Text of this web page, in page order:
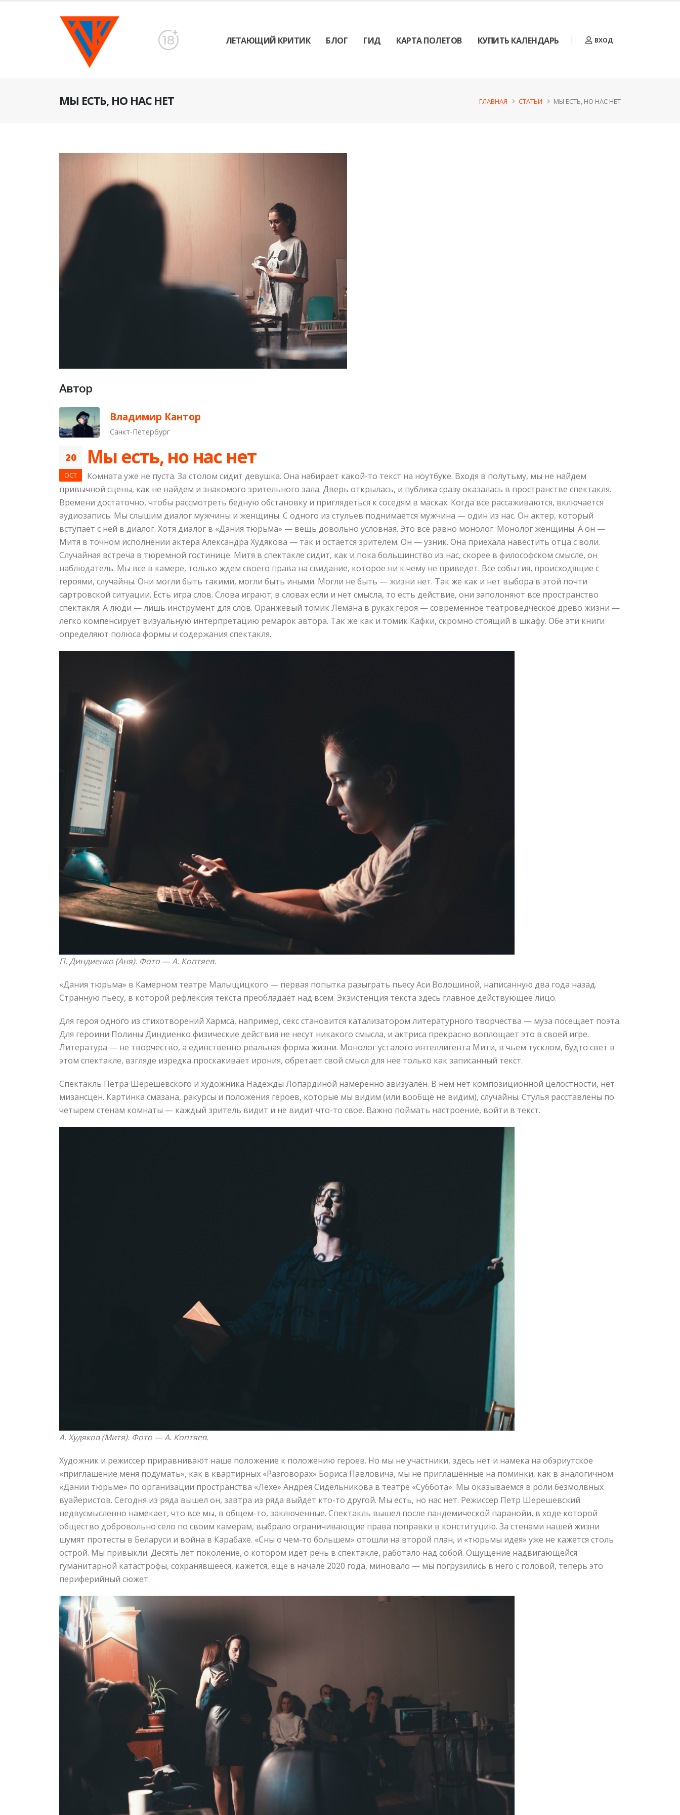
ЛЕТАЮЩИЙ КРИТИК БЛОГ ГИД КАРТА ПОЛЕТОВ КУПИТЬ КАЛЕНДАРЬ ВХОД
МЫ ЕСТЬ, НО НАС НЕТ ГЛАВНАЯ СТАТЬИ МЫ ЕСТЬ, НО НАС НЕТ
Автор
Владимир Кантор
Санкт-Петербург
20
OCT
Мы есть, но нас нет
Комната уже не пуста. За столом сидит девушка. Она набирает какой-то текст на ноутбуке. Входя в полутьму, мы не найдем
привычной сцены, как не найдем и знакомого зрительного зала. Дверь открылась, и публика сразу оказалась в пространстве спектакля.
Времени достаточно, чтобы рассмотреть бедную обстановку и приглядеться к соседям в масках. Когда все рассаживаются, включается
аудиозапись. Мы слышим диалог мужчины и женщины. С одного из стульев поднимается мужчина — один из нас. Он актер, который
вступает с ней в диалог. Хотя диалог в «Дания тюрьма» — вещь довольно условная. Это все равно монолог. Монолог женщины. А он —
Митя в точном исполнении актера Александра Худякова — так и остается зрителем. Он — узник. Она приехала навестить отца с воли.
Случайная встреча в тюремной гостинице. Митя в спектакле сидит, как и пока большинство из нас, скорее в философском смысле, он
наблюдатель. Мы все в камере, только ждем своего права на свидание, которое ни к чему не приведет. Все события, происходящие с
героями, случайны. Они могли быть такими, могли быть иными. Могли не быть — жизни нет. Так же как и нет выбора в этой почти
сартровской ситуации. Есть игра слов. Слова играют; в словах если и нет смысла, то есть действие, они заполоняют все пространство
спектакля. А люди — лишь инструмент для слов. Оранжевый томик Лемана в руках героя — современное театроведческое древо жизни —
легко компенсирует визуальную интерпретацию ремарок автора. Так же как и томик Кафки, скромно стоящий в шкафу. Обе эти книги
определяют полюса формы и содержания спектакля.
П. Диндиенко (Аня). Фото —А. Коптяев.
«Дания тюрьма» в Камерном театре Малыщицкого — первая попытка разыграть пьесу Аси Волошиной, написанную два года назад.
Странную пьесу, в которой рефлексия текста преобладает над всем. Экзистенция текста здесь главное действующее лицо.
Для героя одного из стихотворений Хармса, например, секс становится катализатором литературного творчества — муза посещает поэта.
Для героини Полины Диндиенко физические действия не несут никакого смысла, и актриса прекрасно воплощает это в своей игре.
Литература — не творчество, а единственно реальная форма жизни. Монолог усталого интеллигента Мити, в чьем тусклом, будто свет в
этом спектакле, взгляде изредка проскакивает ирония, обретает свой смысл для нее только как записанный текст.
Спектакль Петра Шерешевского и художника Надежды Лопардиной намеренно авизуален. В нем нет композиционной целостности, нет
мизансцен. Картинка смазана, ракурсы и положения героев, которые мы видим (или вообще не видим), случайны. Стулья расставлены по
четырем стенам комнаты — каждый зритель видит и не видит что-то свое. Важно поймать настроение, войти в текст.
А. Худяков (Митя). Фото —А. Коптяев.
Художник и режиссер приравнивают наше положение к положению героев. Но мы не участники, здесь нет и намека на обэриутское
«приглашение меня подумать», как в квартирных «Разговорах» Бориса Павловича, мы не приглашенные на поминки, как в аналогичном
«Дании тюрьме» по организации пространства «Лёхе» Андрея Сидельникова в театре «Суббота». Мы оказываемся в роли безмолвных
вуайеристов. Сегодня из ряда вышел он, завтра из ряда выйдет кто-то другой. Мы есть, но нас нет. Режиссер Петр Шерешевский
недвусмысленно намекает, что все мы, в общем-то, заключенные. Спектакль вышел после пандемической паранойи, в ходе которой
общество добровольно село по своим камерам, выбрало ограничивающие права поправки в конституцию. За стенами нашей жизни
шумят протесты в Беларуси и война в Карабахе. «Сны о чем-то большем» отошли на второй план, и «тюрьмы идея» уже не кажется столь
острой. Мы привыкли. Десять лет поколение, о котором идет речь в спектакле, работало над собой. Ощущение надвигающейся
гуманитарной катастрофы, сохранявшееся, кажется, еще в начале 2020 года, миновало — мы погрузились в него с головой, теперь это
периферийный сюжет.